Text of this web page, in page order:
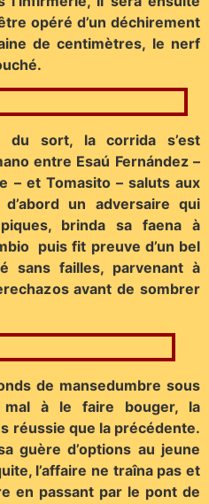
opéré d’un déchirement
de centimètres, le nerf
sort, la corrida s’est
entre Esaú Fernández –
– et Tomasito – saluts aux
un adversaire qui
brinda sa faena à
puis fit preuve d’un bel
sans failles, parvenant à
avant de sombrer
de mansedumbre sous
à le faire bouger, la
réussie que la précédente.
guère d’options au jeune
l’affaire ne traîna pas et
en passant par le pont de